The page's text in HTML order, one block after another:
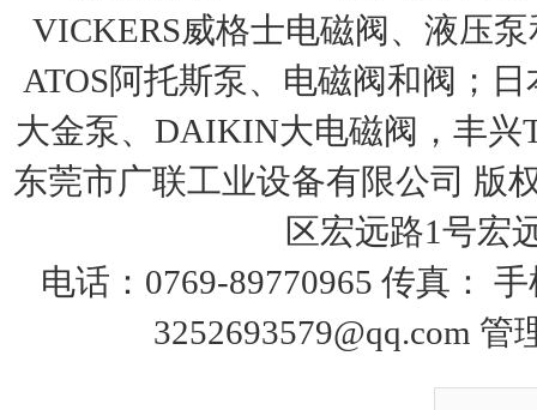
VICKERS威格士电磁阀、液压
ATOS阿托斯泵、电磁阀和阀；
大金泵、DAIKIN大电磁阀，丰
东莞市广联工业设备有限公司 版
区宏远路1号宏
电话：0769-89770965 传真：
3252693579@qq.com 管